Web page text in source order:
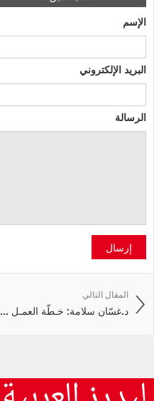
الإسم
البريد الإلكتروني
الرسالة
إرسال
المقال التالي
د.غسّان سلامة: خـطّة العمـل ...